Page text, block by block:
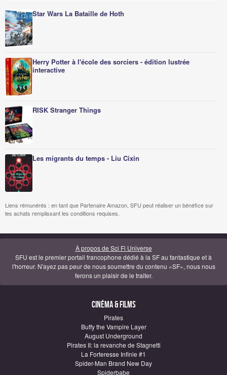
Star Wars La Bataille de Hoth
Herry Potter à l'école des sorciers - édition lustrée
interactive
RISK Stranger Things
Les migrants du temps - Liu Cixin
Liens rémunérés : en tant que Partenaire Amazon, SFU peut réaliser un bénéfice sur
les achats remplissant les conditions requises.
À propos de Sci Fi Universe
SFU est le premier portail francophone dédié à la SF au fantastique et à
l'horreur. N'ayez pas peur de nous soumettre du contenu «SF», nous nous
ferons un plaisir de le traiter.
Cinéma & Films
Pirates
Buffy the Vampire Layer
August Underground
Pirates II: la revanche de Stagnetti
La Forteresse Infinie #1
Spider-Man Brand New Day
Spiderbabe